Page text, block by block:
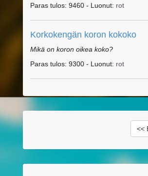
Paras tulos: 9460 - Luonut: rot
Korkokengän koron kokoko
Mikä on koron oikea koko?
Paras tulos: 9300 - Luonut: rot
<<